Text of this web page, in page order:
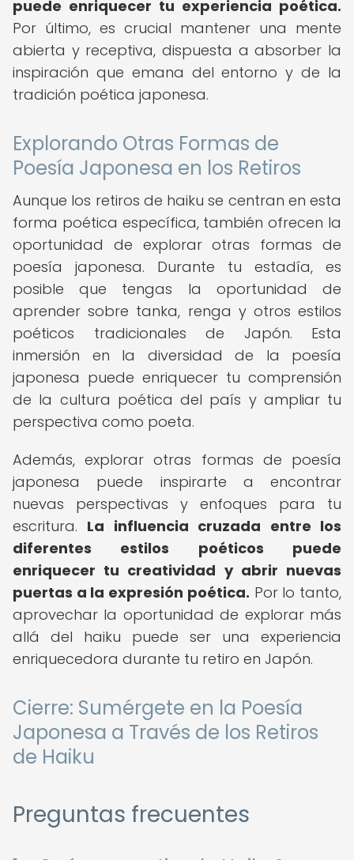
puede enriquecer tu experiencia poética.
Por último, es crucial mantener una mente
abierta y receptiva, dispuesta a absorber la
inspiración que emana del entorno y de la
tradición poética japonesa.
Explorando Otras Formas de
Poesía Japonesa en los Retiros
Aunque los retiros de haiku se centran en esta
forma poética específica, también ofrecen la
oportunidad de explorar otras formas de
poesía japonesa. Durante tu estadía, es
posible que tengas la oportunidad de
aprender sobre tanka, renga y otros estilos
poéticos tradicionales de Japón. Esta
inmersión en la diversidad de la poesía
japonesa puede enriquecer tu comprensión
de la cultura poética del país y ampliar tu
perspectiva como poeta.
Además, explorar otras formas de poesía
japonesa puede inspirarte a encontrar
nuevas perspectivas y enfoques para tu
escritura. La influencia cruzada entre los
diferentes estilos poéticos puede
enriquecer tu creatividad y abrir nuevas
puertas a la expresión poética. Por lo tanto,
aprovechar la oportunidad de explorar más
allá del haiku puede ser una experiencia
enriquecedora durante tu retiro en Japón.
Cierre: Sumérgete en la Poesía
Japonesa a Través de los Retiros
de Haiku
Preguntas frecuentes